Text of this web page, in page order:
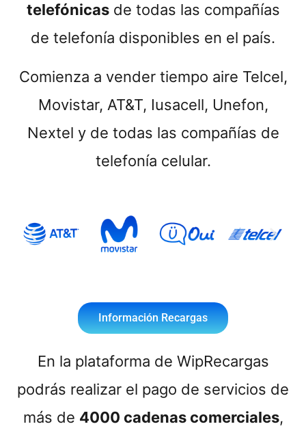
telefónicasde todas las compañías
de telefonía disponibles en el país.
Comienza a vender tiempo aire Telcel,
Movistar, AT&T, Iusacell, Unefon,
Nextel y de todas las compañías de
telefonía celular.
Información Recargas
En la plataforma de WipRecargas
podrás realizar el pago de servicios de
más de 4000 cadenas comerciales,